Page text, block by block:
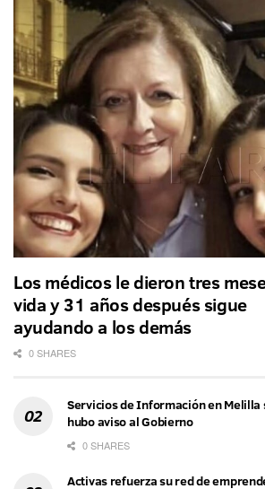
Los médicos le dieron tres
vida y 31 años después sigue
ayudando a los demás
0 SHARES
Servicios de Información en
hubo aviso al Gobierno
0 SHARES
Activas refuerza su red de